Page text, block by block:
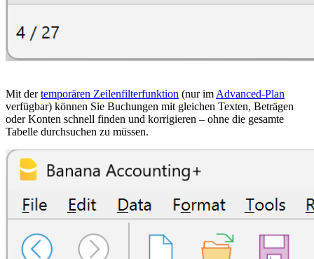
Mit dertemporären Zeilenfilterfunktion (nur im Advanced-Plan
verfügbar) können Sie Buchungen mit gleichen Texten, Beträgen
oder Konten schnell finden und korrigieren – ohne die gesamte
Tabelle durchsuchen zu müssen.